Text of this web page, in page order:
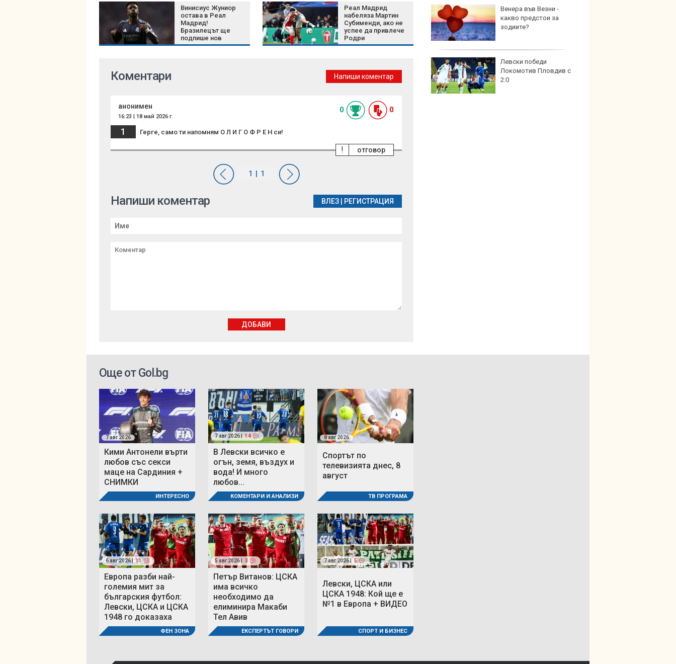
Винисиус Жуниор
остава в Реал
Мадрид!
Бразилецът ще
подпише нов
шестгодишен
Реал Мадрид
набеляза Мартин
Субименди, ако не
успее да привлече
Родри
Green Day пусна
денонощен канал в
YouTube
плажовете в
Халкидики, има арести
Венера във Везни -
какво предстои за
зодиите?
Левски победи
Локомотив Пловдив с
2:0
Коментари Напиши коментар
анонимен
16:23 | 18 май 2026 г.
0 0
1 Герге, само ти напомням О Л И Г О Ф Р Е Н си!
отговор
!
Напиши коментар ВЛЕЗ РЕГИСТРАЦИЯ
ДОБАВИ
Още от Gol.bg
7 авг 2026
Кими Антонели върти
любов със секси
маце на Сардиния +
СНИМКИ
ИНТЕРЕСНО
7 авг 2026 | 14
В Левски всичко е
огън, земя, въздух и
вода! И много
любов...
КОМЕНТАРИ И АНАЛИЗИ
8 авг 2026
Спортът по
телевизията днес, 8
август
ТВ ПРОГРАМА
6 авг 2026 | 11
Европа разби най-
големия мит за
българския футбол:
Левски, ЦСКА и ЦСКА
1948 го доказаха
ФЕН ЗОНА
5 авг 2026 | 3
Петър Витанов: ЦСКА
има всичко
необходимо да
елиминира Макаби
Тел Авив
ЕКСПЕРТЪТ ГОВОРИ
7 авг 2026 | 5
Левски, ЦСКА или
ЦСКА 1948: Кой ще е
№1 в Европа + ВИДЕО
СПОРТ И БИЗНЕС